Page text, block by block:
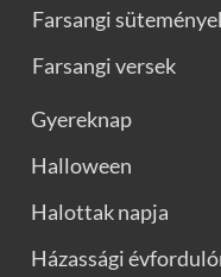
Farsangi
Farsangi versek
Gyereknap
Halloween
Halottak napja
Házassági